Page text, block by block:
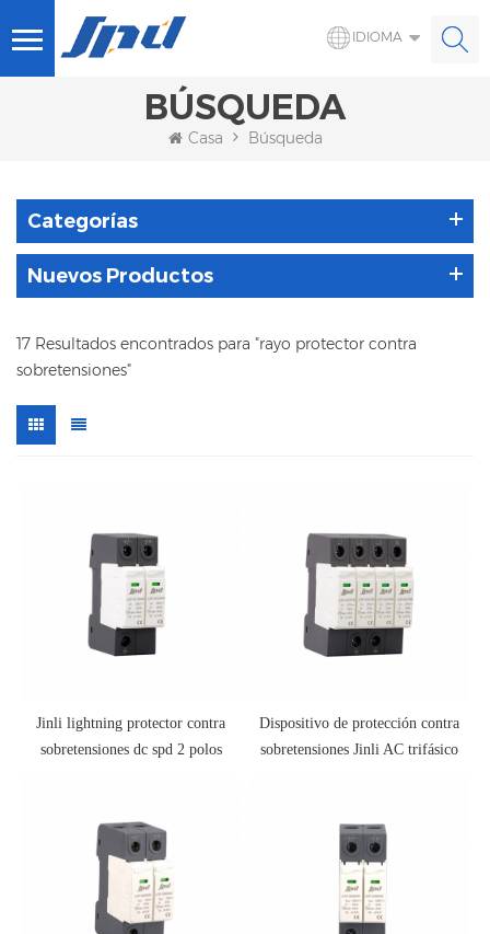
IDIOMA
BÚSQUEDA
Casa Búsqueda
Categorías
Nuevos Productos
17 Resultados encontrados para "rayo protector contra
sobretensiones"
Jinli lightning protector contra
sobretensiones dc spd 2 polos
Dispositivo de protección contra
sobretensiones Jinli AC trifásico